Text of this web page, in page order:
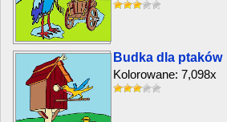
Budka dla ptaków
Kolorowane: 7,098x